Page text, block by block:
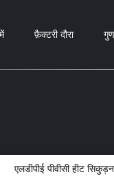
फ़ैक्टरी दौरा
एलडीपीई पीवीसी हीट